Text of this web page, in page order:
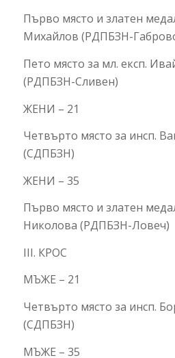
Първо място и златен
Михайлов (РДПБЗН-
Пето място за мл. експ.
(РДПБЗН-Сливен)
ЖЕНИ – 21
Четвърто място за инсп.
(СДПБЗН)
ЖЕНИ – 35
Първо място и златен
Николова (РДПБЗН-Ловеч)
III. КРОС
МЪЖЕ – 21
Четвърто място за инсп.
(СДПБЗН)
МЪЖЕ – 35